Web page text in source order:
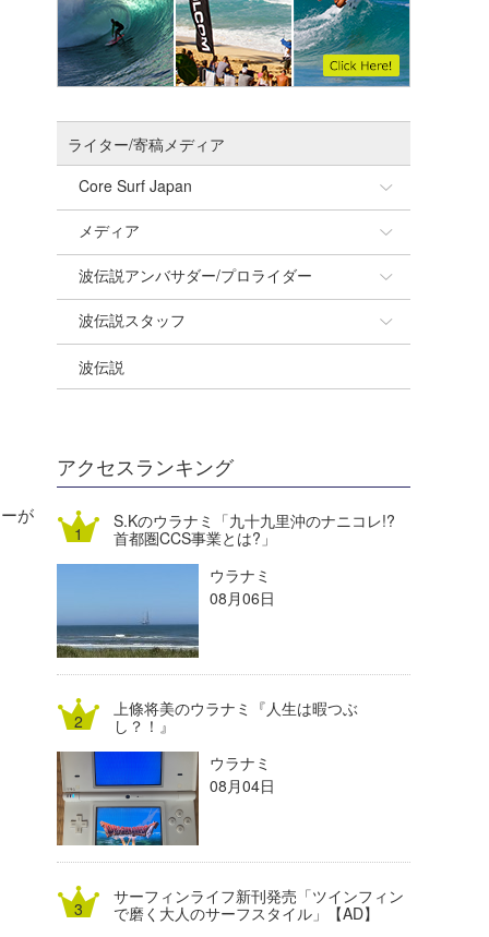
が
ライター/寄稿メディア
Core Surf Japan
Naoya Kimoto
mitsuteru Kamio
Yasunari Inoue
Yoshiyuki Obata
DELTA FORCE SURF
熊谷素子
メディア
SURFMEDIA
Colors MAGAZINE
WAVAL
波伝説アンバサダー/プロライダー
福島寿実子
中浦“JET”章
進士剛光
植村未来
大野”MAR”修聖
喜納海人
波伝説スタッフ
☆加藤
Aichan
ECE
H
KID
KOBU
KY
MIN
mitz
OYZ
波伝説
アクセスランキング
S.Kのウラナミ「九十九里沖のナニコレ!?
首都圏CCS事業とは?」
ウラナミ
08月06日
上條将美のウラナミ『人生は暇つぶ
し？！』
ウラナミ
08月04日
サーフィンライフ新刊発売「ツインフィン
で磨く大人のサーフスタイル」【AD】